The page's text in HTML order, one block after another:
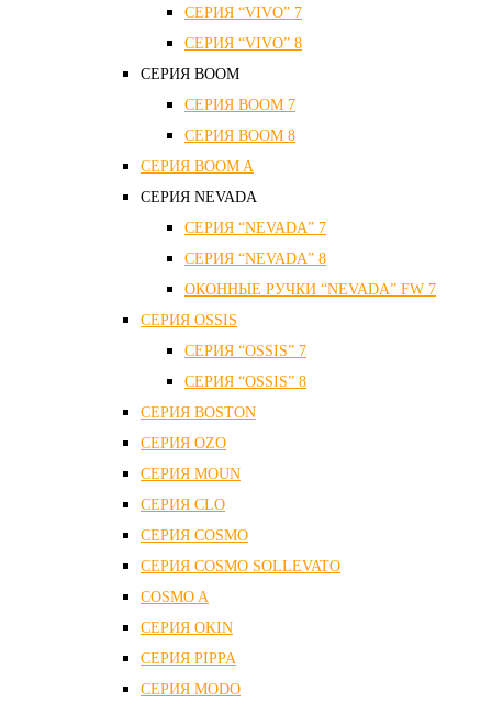
СЕРИЯ “VIVO” 7
СЕРИЯ “VIVO” 8
СЕРИЯ ВOOM
СЕРИЯ ВOOM 7
СЕРИЯ ВOOM 8
СЕРИЯ ВOOM A
СЕРИЯ NEVADA
СЕРИЯ “NEVADA” 7
СЕРИЯ “NEVADA” 8
ОКОННЫЕ РУЧКИ “NEVADA” FW 7
СЕРИЯ OSSIS
СЕРИЯ “OSSIS” 7
СЕРИЯ “OSSIS” 8
СЕРИЯ ВOSTON
CЕРИЯ OZO
СЕРИЯ MOUN
СЕРИЯ CLO
СЕРИЯ COSMO
СЕРИЯ COSMO SOLLEVATO
COSMO A
СЕРИЯ OKIN
СЕРИЯ PIPPA
СЕРИЯ MODO